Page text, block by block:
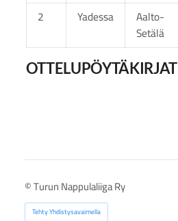
2
Yadessa
Aalto-
Setälä
OTTELUPÖYTÄKIRJAT
©Turun Nappulaliiga Ry
Tehty Yhdistysavaimella